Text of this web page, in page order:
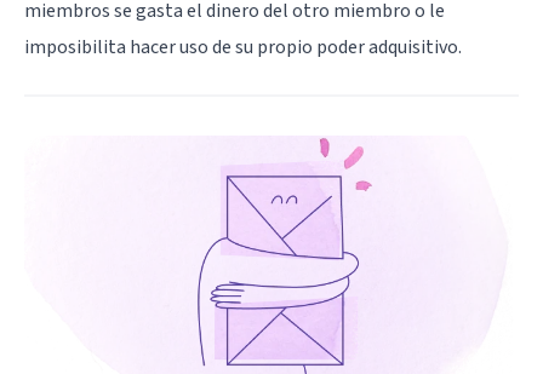
miembros se gasta el dinero del otro miembro o le
imposibilita hacer uso de su propio poder adquisitivo.